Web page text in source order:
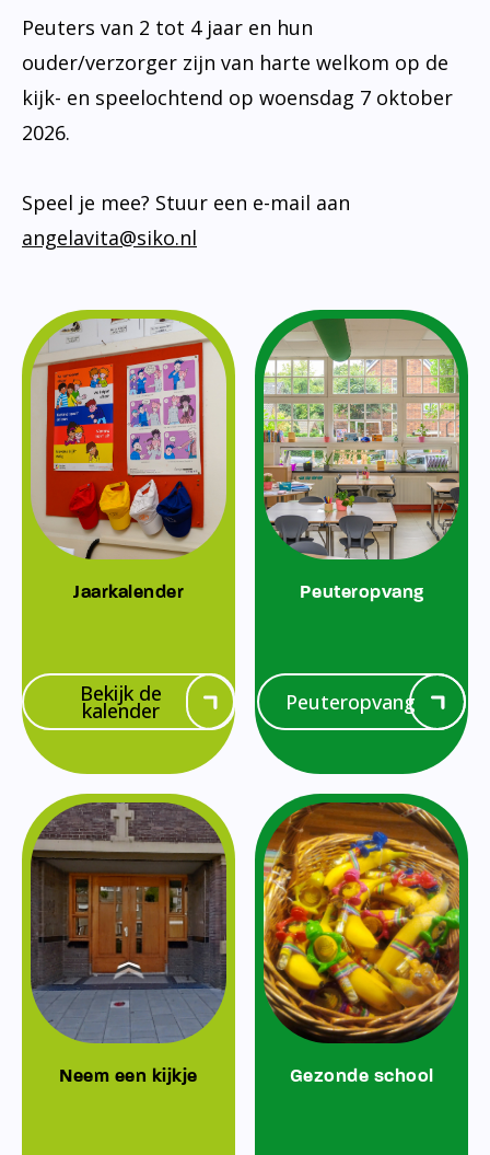
Peuters van 2 tot 4 jaar en hun
ouder/verzorger zijn van harte welkom op de
kijk- en speelochtend op woensdag 7 oktober
2026.
Speel je mee? Stuur een e-mail aan
angelavita@siko.nl
Jaarkalender
Bekijk de
kalender
Peuteropvang
Peuteropvang
Neem een kijkje Gezonde school